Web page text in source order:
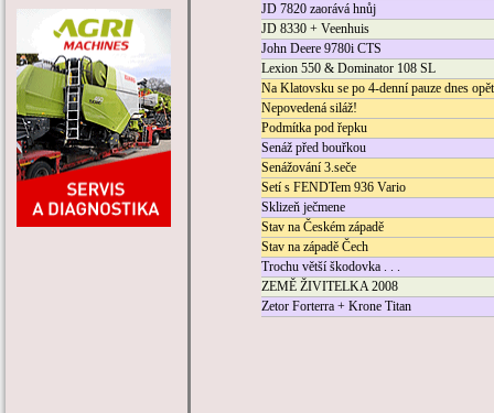
JD 7820 zaorává hnůj
JD 8330 + Veenhuis
John Deere 9780i CTS
Lexion 550 & Dominator 108 SL
Na Klatovsku se po 4-denní pauze dnes
Nepovedená siláž!
Podmítka pod řepku
Senáž před bouřkou
Senážování 3.seče
Setí s FENDTem 936 Vario
Sklizeň ječmene
Stav na Českém západě
Stav na západě Čech
Trochu větší škodovka . . .
ZEMĚ ŽIVITELKA 2008
Zetor Forterra + Krone Titan